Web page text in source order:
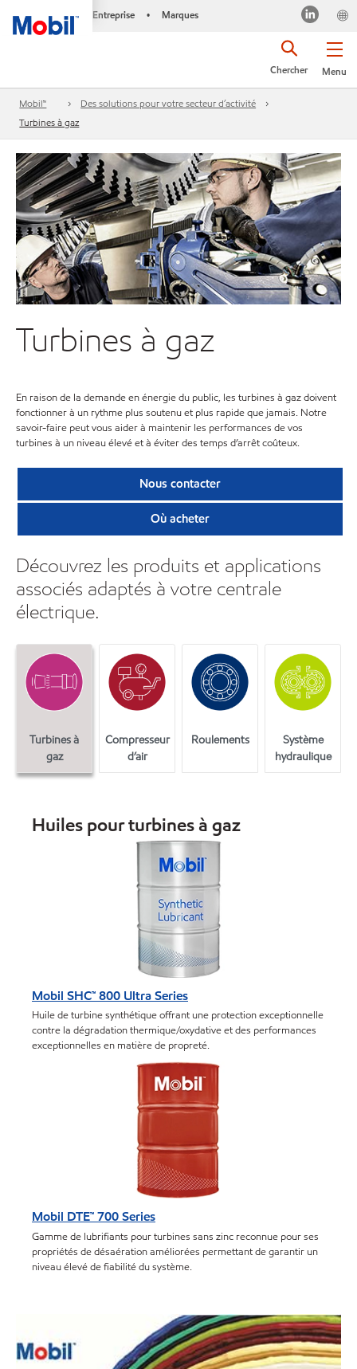
Entreprise • Marques
Menu
Chercher
Mobil™
Des solutions pour votre secteur d’activité
Turbines à gaz
Turbines à gaz
En raison de la demande en énergie du public, les turbines à gaz doivent
fonctionner à un rythme plus soutenu et plus rapide que jamais. Notre
savoir-faire peut vous aider à maintenir les performances de vos
turbines à un niveau élevé et à éviter des temps d’arrêt coûteux.
Nous contacter
Où acheter
Découvrez les produits et applications
associés adaptés à votre centrale
électrique.
Turbines à
gaz
Compresseur
d’air
Roulements
Système
hydraulique
Huiles pour turbines à gaz
Mobil SHC™ 800 Ultra Series
Huile de turbine synthétique offrant une protection exceptionnelle
contre la dégradation thermique/oxydative et des performances
exceptionnelles en matière de propreté.
Mobil DTE™ 700 Series
Gamme de lubrifiants pour turbines sans zinc reconnue pour ses
propriétés de désaération améliorées permettant de garantir un
niveau élevé de fiabilité du système.